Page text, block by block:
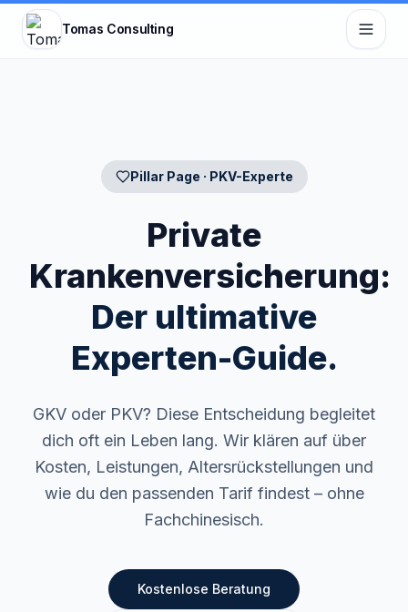
Zum Hauptinhalt springen
Tomas Consulting
Pillar Page · PKV-Experte
Private
Krankenversicherung:
Der ultimative
Experten-Guide.
GKV oder PKV? Diese Entscheidung begleitet
dich oft ein Leben lang. Wir klären auf über
Kosten, Leistungen, Altersrückstellungen und
wie du den passenden Tarif findest – ohne
Fachchinesisch.
Kostenlose Beratung